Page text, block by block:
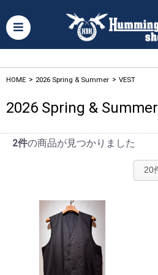
HOME > 2026 Spring & Summer > VEST
2026 Spring & Summer
2件の商品が見つかりました